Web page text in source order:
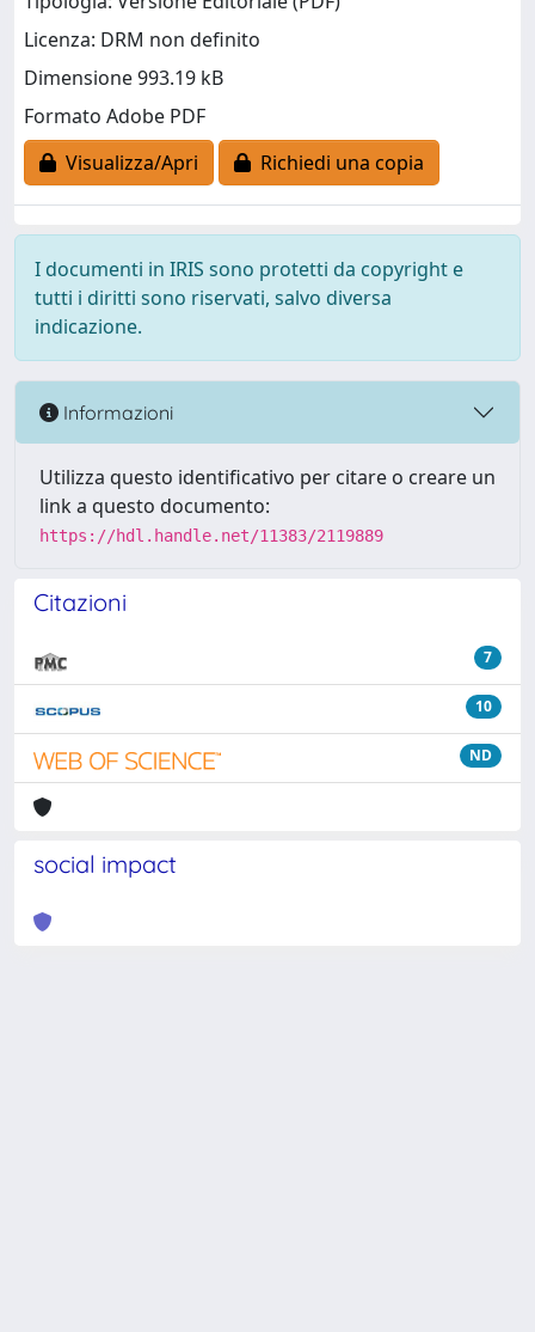
Licenza: DRM non definito
Dimensione 993.19 kB
Formato Adobe PDF
Visualizza/Apri
Richiedi una copia
I documenti in IRIS sono protetti da copyright e
tutti i diritti sono riservati, salvo diversa
indicazione.
Informazioni
Utilizza questo identificativo per citare o creare un
link a questo documento:
https://hdl.handle.net/11383/2119889
Citazioni
7
10
ND
social impact